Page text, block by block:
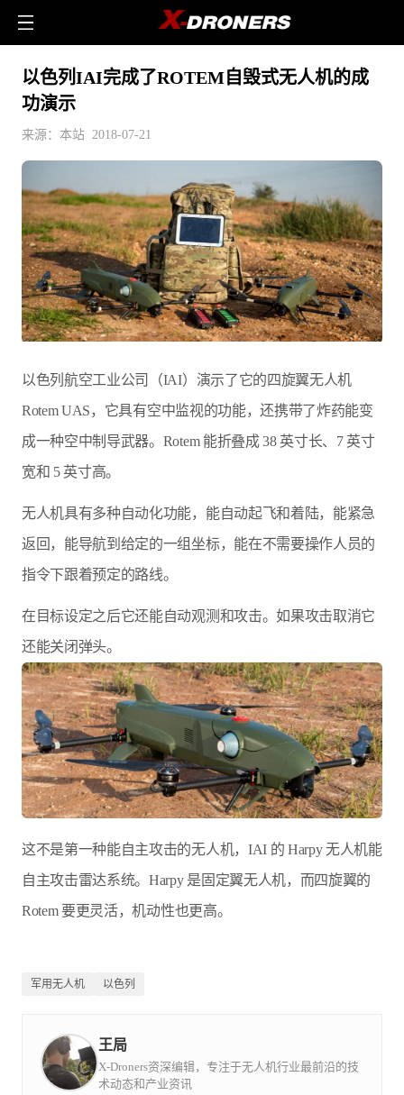
以色列IAI完成了ROTEM自毁式无人机的成
功演示
来源：本站 2018-07-21
以色列航空工业公司（IAI）演示了它的四旋翼无人机
Rotem UAS，它具有空中监视的功能，还携带了炸药能变
成一种空中制导武器。Rotem 能折叠成 38 英寸长、7 英寸
宽和 5 英寸高。
无人机具有多种自动化功能，能自动起飞和着陆，能紧急
返回，能导航到给定的一组坐标，能在不需要操作人员的
指令下跟着预定的路线。
在目标设定之后它还能自动观测和攻击。如果攻击取消它
还能关闭弹头。
这不是第一种能自主攻击的无人机，IAI 的 Harpy 无人机能
自主攻击雷达系统。Harpy 是固定翼无人机，而四旋翼的
Rotem 要更灵活，机动性也更高。
军用无人机 以色列
王局
X-Droners资深编辑，专注于无人机行业最前沿的技
术动态和产业资讯